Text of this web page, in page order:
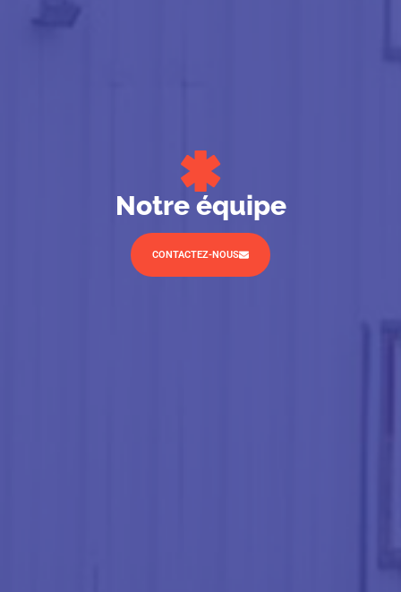
Notre équipe
CONTACTEZ-NOUS